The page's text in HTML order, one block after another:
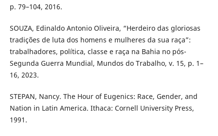
p. 79–104, 2016.
SOUZA, Edinaldo Antonio Oliveira, “Herdeiro das gloriosas
tradições de luta dos homens e mulheres da sua raça”:
trabalhadores, política, classe e raça na Bahia no pós-
Segunda Guerra Mundial, Mundos do Trabalho, v. 15, p. 1–
16, 2023.
STEPAN, Nancy. The Hour of Eugenics: Race, Gender, and
Nation in Latin America. Ithaca: Cornell University Press,
1991.